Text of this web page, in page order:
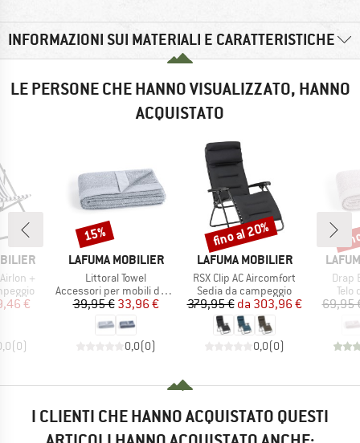
INFORMAZIONI SUI MATERIALI E CARATTERISTICHE
LE PERSONE CHE HANNO VISUALIZZATO, HANNO
ACQUISTATO
+
ridotto
€
(0)
MARCHIO
LAFUMA MOBILIER
Articolo
Littoral Towel
Gruppo di prodotti
Accessori per mobili da campeggio
Prezzo
39,95 €Prezzo ridotto
33,96 €
0,0(0)
Sconto
15%
MARCHIO
LAFUMA MOBILIER
Articolo
RSX Clip AC Aircomfort
Gruppo di prodotti
Sedia da campeggio
Prezzo
379,95 € Prezzo ridotto
da 303,96 €
0,0(0)
Sconto
fino al 20%
Drap
Telo
69,95
I CLIENTI CHE HANNO ACQUISTATO QUESTI